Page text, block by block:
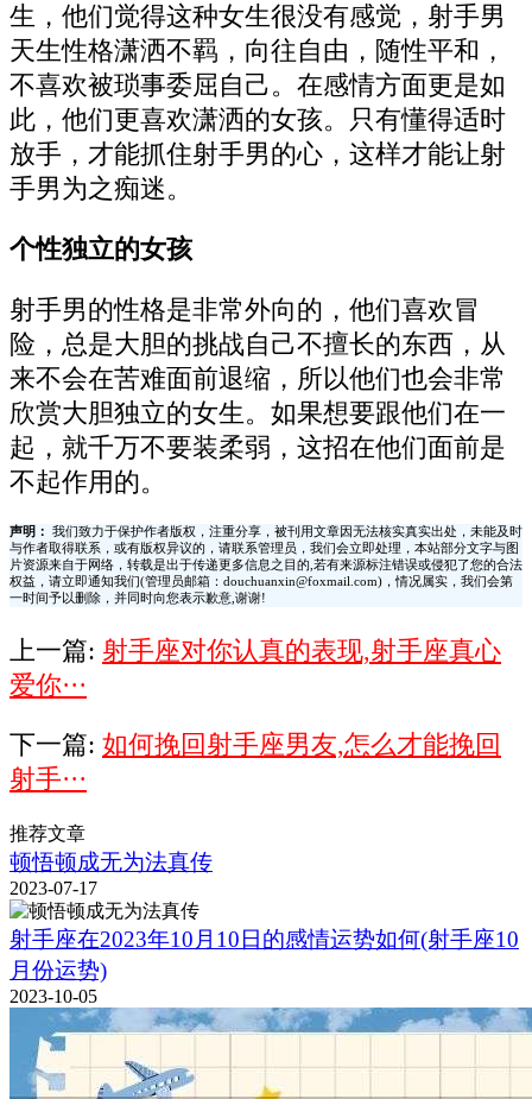
生，他们觉得这种女生很没有感觉，射手男
天生性格潇洒不羁，向往自由，随性平和，
不喜欢被琐事委屈自己。在感情方面更是如
此，他们更喜欢潇洒的女孩。只有懂得适时
放手，才能抓住射手男的心，这样才能让射
手男为之痴迷。
个性独立的女孩
射手男的性格是非常外向的，他们喜欢冒
险，总是大胆的挑战自己不擅长的东西，从
来不会在苦难面前退缩，所以他们也会非常
欣赏大胆独立的女生。如果想要跟他们在一
起，就千万不要装柔弱，这招在他们面前是
不起作用的。
声明：
我们致力于保护作者版权，注重分享，被刊用文章因无法核实真实出处，未能及时
与作者取得联系，或有版权异议的，请联系管理员，我们会立即处理，本站部分文字与图
片资源来自于网络，转载是出于传递更多信息之目的,若有来源标注错误或侵犯了您的合法
权益，请立即通知我们(管理员邮箱：douchuanxin@foxmail.com)，情况属实，我们会第
一时间予以删除，并同时向您表示歉意,谢谢!
上一篇: 射手座对你认真的表现,射手座真心
爱你···
下一篇: 如何挽回射手座男友,怎么才能挽回
射手···
推荐文章
顿悟顿成无为法真传
2023-07-17
射手座在2023年10月10日的感情运势如何(射手座10
月份运势)
2023-10-05